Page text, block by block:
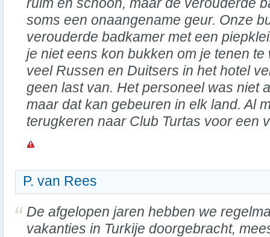
soms een onaangename geur. Onze
verouderde badkamer met een
je niet eens kon bukken om je tenen
veel Russen en Duitsers in het hotel
geen last van. Het personeel was niet
maar dat kan gebeuren in elk land. Al
terugkeren naar Club Turtas voor een
P. van Rees
De afgelopen jaren hebben we
vakanties in Turkije doorgebracht,